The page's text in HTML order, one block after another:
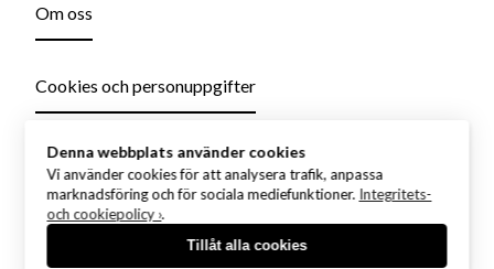
Om oss
Cookies och personuppgifter
Denna webbplats använder cookies
Vi använder cookies för att analysera trafik, anpassa
marknadsföring och för sociala mediefunktioner. Integritets-
och cookiepolicy ›.
Tillåt alla cookies